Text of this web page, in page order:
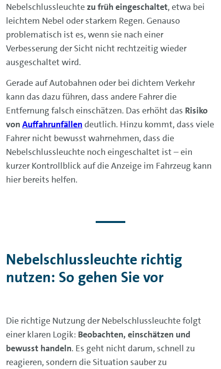
Nebelschlussleuchtezu früh eingeschaltet, etwa bei
leichtem Nebel oder starkem Regen. Genauso
problematisch ist es, wenn sie nach einer
Verbesserung der Sicht nicht rechtzeitig wieder
ausgeschaltet wird.
Gerade auf Autobahnen oder bei dichtem Verkehr
kann das dazu führen, dass andere Fahrer die
Entfernung falsch einschätzen. Das erhöht das Risiko
von Auffahrunfällen deutlich. Hinzu kommt, dass viele
Fahrer nicht bewusst wahrnehmen, dass die
Nebelschlussleuchte noch eingeschaltet ist – ein
kurzer Kontrollblick auf die Anzeige im Fahrzeug kann
hier bereits helfen.
Nebelschlussleuchte richtig
nutzen: So gehen Sie vor
Die richtige Nutzung der Nebelschlussleuchte folgt
einer klaren Logik: Beobachten, einschätzen und
bewusst handeln. Es geht nicht darum, schnell zu
reagieren, sondern die Situation sauber zu